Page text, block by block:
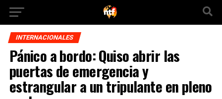
INTERNACIONALES
Pánico a bordo: Quiso abrir las
puertas de emergencia y
estrangular a un tripulante en pleno